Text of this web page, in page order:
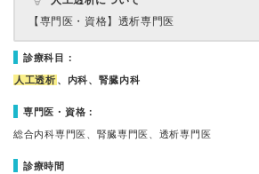
【専門医・資格】 透析専門医
診療科目：
人工透析 、内科、腎臓内科
専門医・資格：
総合内科専門医、腎臓専門医、透析専門医
診療時間